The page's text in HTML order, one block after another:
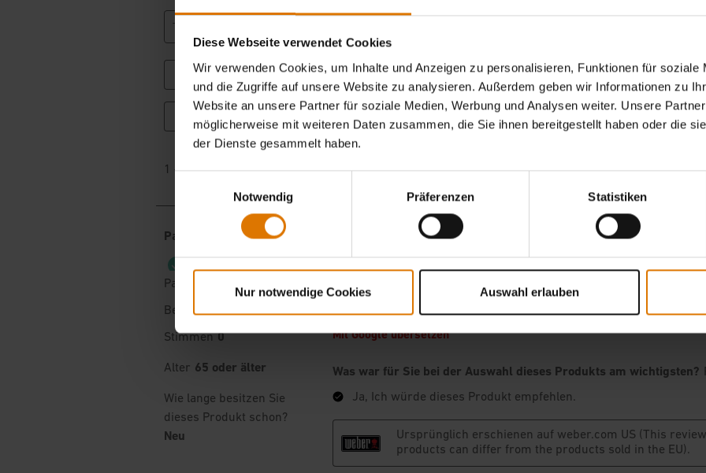
Diese Webseite verwendet Cookies
Wir verwenden Cookies, um Inhalte und Anzeigen zu personalisieren, Funktionen für soziale
und die Zugriffe auf unsere Website zu analysieren. Außerdem geben wir Informationen zu
Website an unsere Partner für soziale Medien, Werbung und Analysen weiter. Unsere
möglicherweise mit weiteren Daten zusammen, die Sie ihnen bereitgestellt haben oder die
der Dienste gesammelt haben.
Notwendig
Präferenzen Statistiken
Nur notwendige Cookies Auswahl erlauben